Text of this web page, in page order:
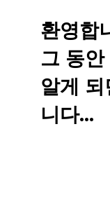
환영합
그 동안
알게
니다…